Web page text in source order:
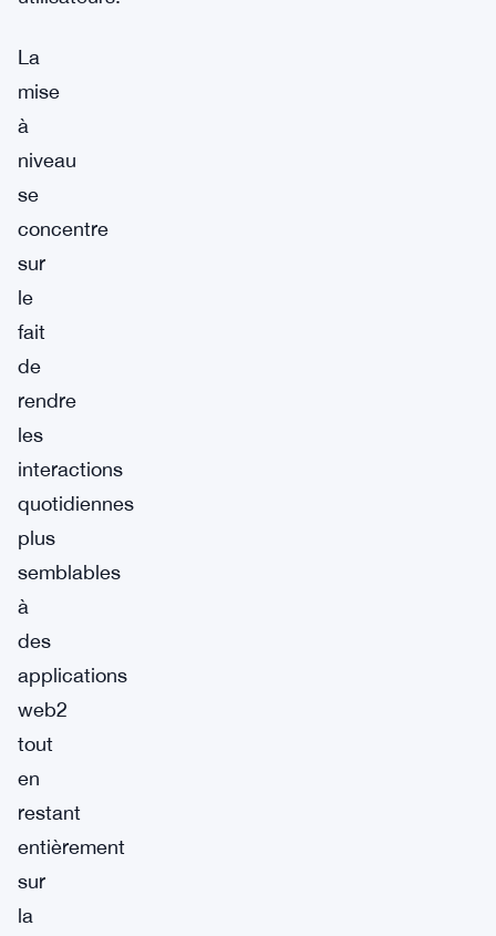
La
mise
à
niveau
se
concentre
sur
le
fait
de
rendre
les
interactions
quotidiennes
plus
semblables
à
des
applications
web2
tout
en
restant
entièrement
sur
la